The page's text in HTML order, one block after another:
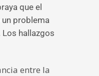
que el
problema
Los hallazgos
entre la